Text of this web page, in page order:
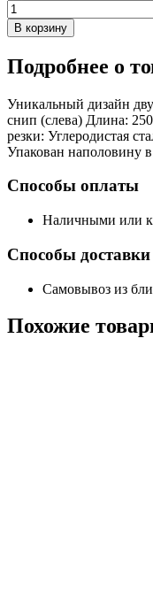
В корзину
Подробнее о
Уникальный дизайн
снип (слева) Длина:
резки: Углеродистая
Упакован наполовину
Способы оплаты
Наличными или
Способы доставки
Самовывоз из
Похожие